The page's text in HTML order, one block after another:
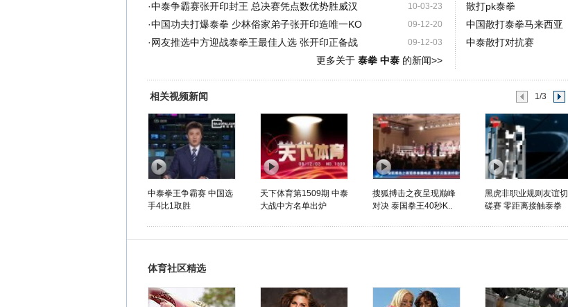
10-03-23
·中泰争霸赛张开印封王 总决赛凭点数优势胜威汉
09-12-20
·中国功夫打爆泰拳 少林俗家弟子张开印造唯一KO
09-12-03
·网友推选中方迎战泰拳王最佳人选 张开印正备战
更多关于 泰拳 中泰的新闻>>
散打pk泰拳
中国散打泰拳马来西亚
中泰散打对抗赛
相关视频新闻 1/3
中泰拳王争霸赛 中国选
手4比1取胜
天下体育第1509期 中泰
大战中方名单出炉
搜狐搏击之夜呈现巅峰
对决 泰国拳王40秒K..
黑虎非职业规则友谊切
磋赛 零距离接触泰拳
体育社区精选